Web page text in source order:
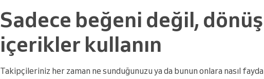
Sadece beğeni değil,
içerikler kullanın
Takipçileriniz her zaman ne sunduğunuzu ya da bunun onlara nasıl